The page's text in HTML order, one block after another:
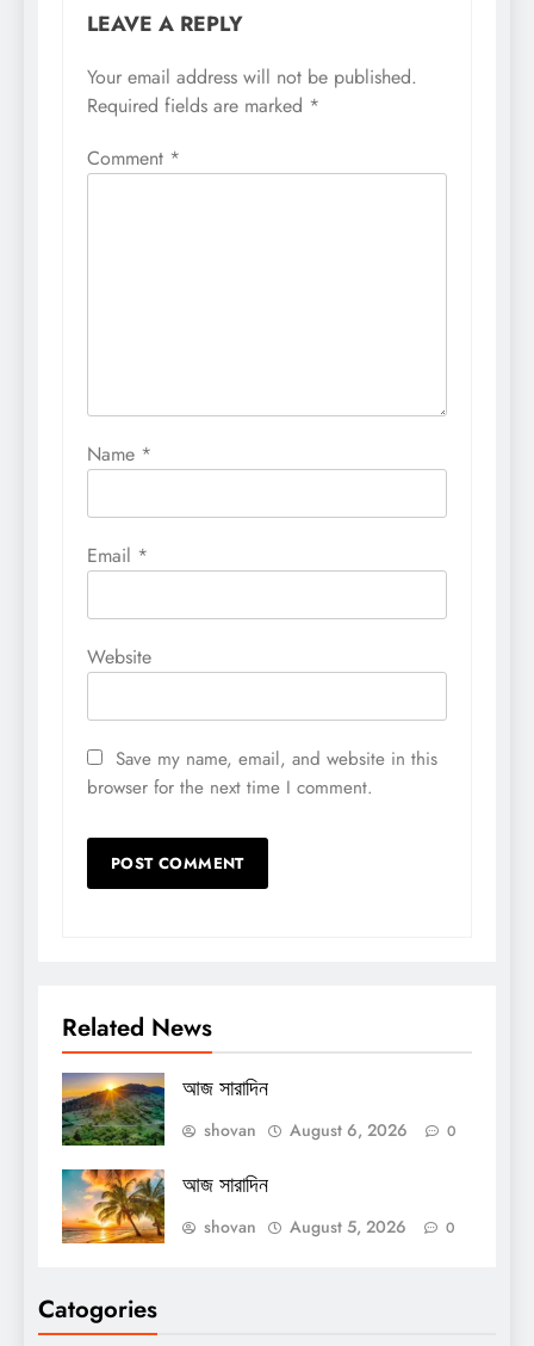
LEAVE A REPLY
Your email address will not be published.
Required fields are marked *
Comment *
Name *
Email *
Website
Save my name, email, and website in this
browser for the next time I comment.
Related News
আজ সারাদিন
shovan August 6, 2026 0
আজ সারাদিন
shovan August 5, 2026 0
Catogories